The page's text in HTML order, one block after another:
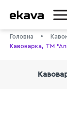
Головна
Кавоварка, TM